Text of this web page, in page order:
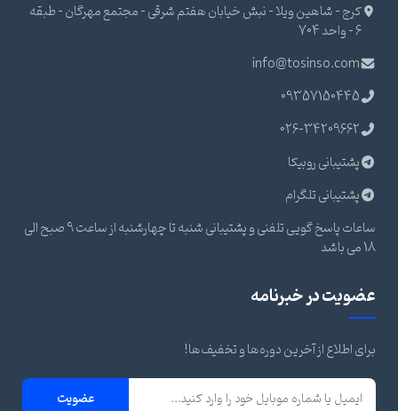
کرج - شاهین ویلا - نبش خیابان هفتم شرقی - مجتمع مهرگان - طبقه
6 - واحد 704
info@tosinso.com
09357150445
026-34209662
پشتیبانی روبیکا
پشتیبانی تلگرام
ساعات پاسخ گویی تلفنی و پشتیبانی شنبه تا چهارشنبه از ساعت 9 صبح الی
18 می باشد
عضویت در خبرنامه
برای اطلاع از آخرین دوره‌ها و تخفیف‌ها!
عضویت